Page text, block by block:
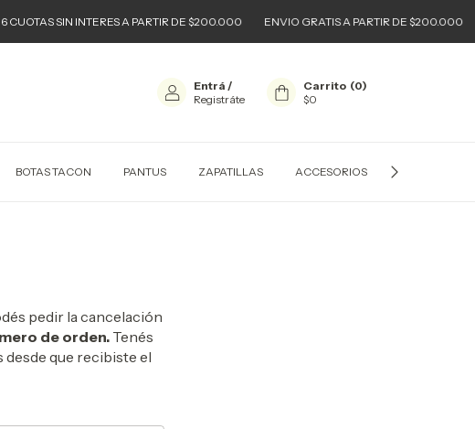
SIN INTERES A PARTIR DE $200.000 ENVIO GRATIS A PARTIR DE $200.000
Entrá /
Registráte
Carrito (0)
$0
BOTAS TACON PANTUS ZAPATILLAS ACCESORIOS
pedir la cancelación
de orden. Tenés
que recibiste el